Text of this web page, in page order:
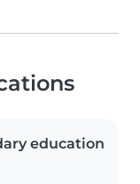
education